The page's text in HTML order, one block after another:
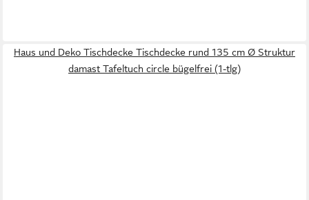
Haus und Deko Tischdecke Tischdecke rund 135 cm Ø Struktur
damast Tafeltuch circle bügelfrei (1-tlg)